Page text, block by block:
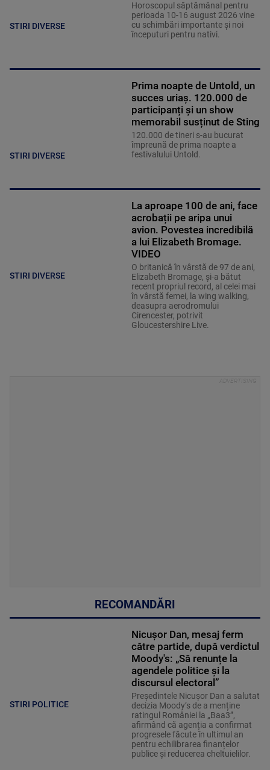
STIRI DIVERSE
Horoscopul săptămânal pentru
perioada 10-16 august 2026 vine
cu schimbări importante și noi
începuturi pentru nativi.
STIRI DIVERSE
Prima noapte de Untold, un
succes uriaș. 120.000 de
participanți și un show
memorabil susținut de Sting
120.000 de tineri s-au bucurat
împreună de prima noapte a
festivalului Untold.
STIRI DIVERSE
La aproape 100 de ani, face
acrobații pe aripa unui
avion. Povestea incredibilă
a lui Elizabeth Bromage.
VIDEO
O britanică în vârstă de 97 de ani,
Elizabeth Bromage, şi-a bătut
recent propriul record, al celei mai
în vârstă femei, la wing walking,
deasupra aerodromului
Cirencester, potrivit
Gloucestershire Live.
RECOMANDĂRI
STIRI POLITICE
Nicușor Dan, mesaj ferm
către partide, după verdictul
Moody's: „Să renunțe la
agendele politice şi la
discursul electoral”
Președintele Nicușor Dan a salutat
decizia Moody’s de a menține
ratingul României la „Baa3”,
afirmând că agenția a confirmat
progresele făcute în ultimul an
pentru echilibrarea finanțelor
publice și reducerea cheltuielilor.